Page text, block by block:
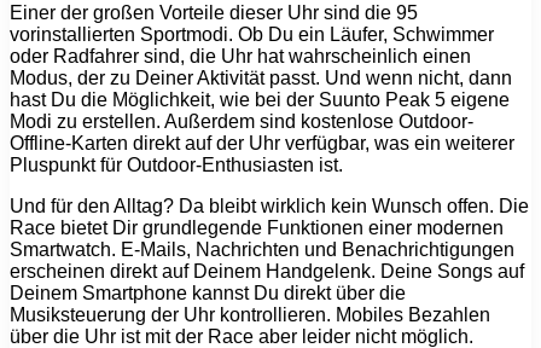
Einer der großen Vorteile dieser Uhr sind die 95
vorinstallierten Sportmodi. Ob Du ein Läufer, Schwimmer
oder Radfahrer sind, die Uhr hat wahrscheinlich einen
Modus, der zu Deiner Aktivität passt. Und wenn nicht, dann
hast Du die Möglichkeit, wie bei der Suunto Peak 5 eigene
Modi zu erstellen. Außerdem sind kostenlose Outdoor-
Offline-Karten direkt auf der Uhr verfügbar, was ein weiterer
Pluspunkt für Outdoor-Enthusiasten ist.
Und für den Alltag? Da bleibt wirklich kein Wunsch offen. Die
Race bietet Dir grundlegende Funktionen einer modernen
Smartwatch. E-Mails, Nachrichten und Benachrichtigungen
erscheinen direkt auf Deinem Handgelenk. Deine Songs auf
Deinem Smartphone kannst Du direkt über die
Musiksteuerung der Uhr kontrollieren. Mobiles Bezahlen
über die Uhr ist mit der Race aber leider nicht möglich.